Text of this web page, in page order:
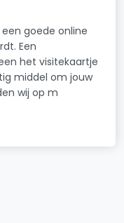
goede online
Een
het visitekaartje
middel om jouw
wij op m